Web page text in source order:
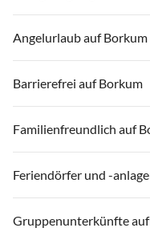
Angelurlaub auf Borkum
Barrierefrei auf Borkum
Familienfreundlich auf
Feriendörfer und -
Gruppenunterkünfte